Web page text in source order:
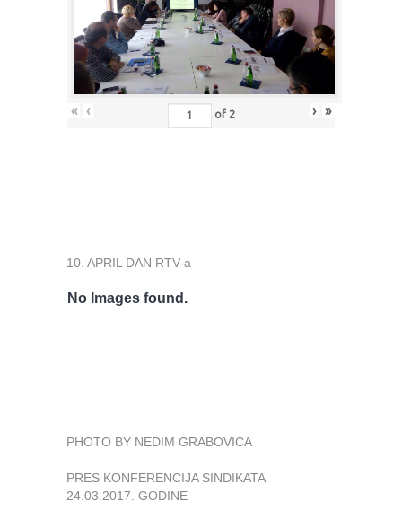
« ‹ of 2 › »
10. APRIL DAN RTV-a
No Images found.
PHOTO BY NEDIM GRABOVICA
PRES KONFERENCIJA SINDIKATA
24.03.2017. GODINE